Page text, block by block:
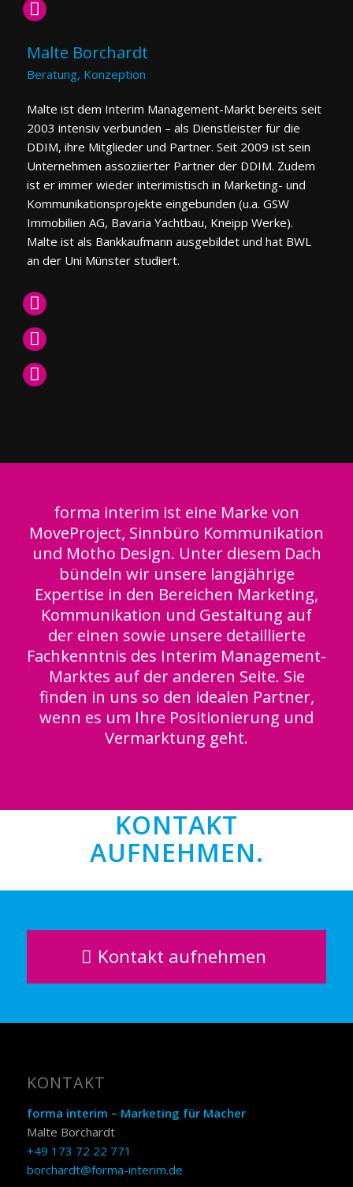
Malte Borchardt
Beratung, Konzeption
Malte ist dem Interim Management-Markt bereits seit
2003 intensiv verbunden – als Dienstleister für die
DDIM, ihre Mitglieder und Partner. Seit 2009 ist sein
Unternehmen assoziierter Partner der DDIM. Zudem
ist er immer wieder interimistisch in Marketing- und
Kommunikationsprojekte eingebunden (u.a. GSW
Immobilien AG, Bavaria Yachtbau, Kneipp Werke).
Malte ist als Bankkaufmann ausgebildet und hat BWL
an der Uni Münster studiert.
forma interim ist eine Marke von
MoveProject, Sinnbüro Kommunikation
und Motho Design. Unter diesem Dach
bündeln wir unsere langjährige
Expertise in den Bereichen Marketing,
Kommunikation und Gestaltung auf
der einen sowie unsere detaillierte
Fachkenntnis des Interim Management-
Marktes auf der anderen Seite. Sie
finden in uns so den idealen Partner,
wenn es um Ihre Positionierung und
Vermarktung geht.
KONTAKT
AUFNEHMEN.
Kontakt aufnehmen
KONTAKT
forma interim – Marketing für Macher
Malte Borchardt
+49 173 72 22 771
borchardt@forma-interim.de